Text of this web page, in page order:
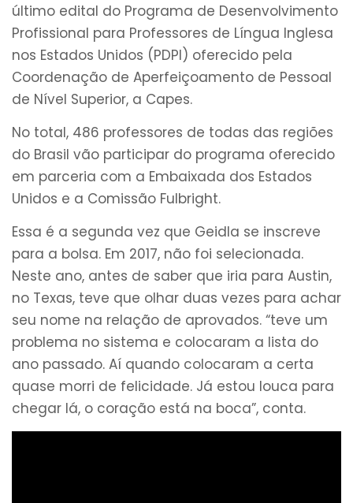
último edital do Programa de Desenvolvimento
Profissional para Professores de Língua Inglesa
nos Estados Unidos (PDPI) oferecido pela
Coordenação de Aperfeiçoamento de Pessoal
de Nível Superior, a Capes.
No total, 486 professores de todas das regiões
do Brasil vão participar do programa oferecido
em parceria com a Embaixada dos Estados
Unidos e a Comissão Fulbright.
Essa é a segunda vez que Geidla se inscreve
para a bolsa. Em 2017, não foi selecionada.
Neste ano, antes de saber que iria para Austin,
no Texas, teve que olhar duas vezes para achar
seu nome na relação de aprovados. “teve um
problema no sistema e colocaram a lista do
ano passado. Aí quando colocaram a certa
quase morri de felicidade. Já estou louca para
chegar lá, o coração está na boca”, conta.